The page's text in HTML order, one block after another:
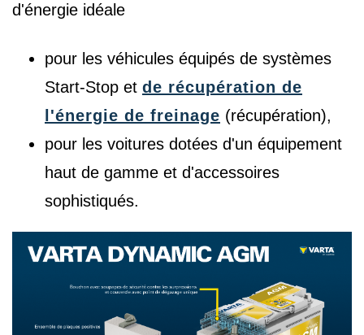
d'énergie idéale
pour les véhicules équipés de systèmes
Start-Stop et de récupération de
l'énergie de freinage (récupération),
pour les voitures dotées d'un équipement
haut de gamme et d'accessoires
sophistiqués.